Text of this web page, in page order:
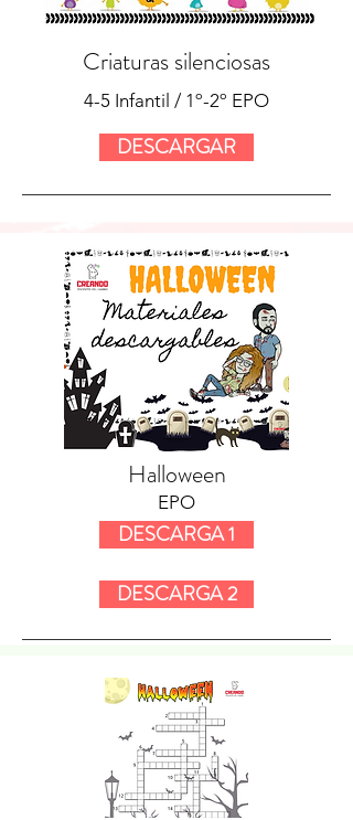
Criaturas silenciosas
4-5 Infantil / 1º-2º EPO
DESCARGAR
Halloween
EPO
DESCARGA 1
DESCARGA 2